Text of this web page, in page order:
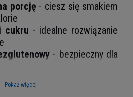
porcję - ciesz się smakiem
cukru - idealne rozwiązanie
- bezpieczny dla
Pokaż więcej